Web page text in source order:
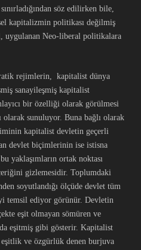
söz edilirken bile,
kapitalizmin politikası değilmiş
uygulanan Neo-liberal politikalara
rejimlerin, kapitalist dünya
sanayileşmiş kapitalist
bir özelliği olarak görülmesi
olarak sunuluyor. Buna bağlı olarak
kapitalist devletin geçerli
devlet biçimlerinin ise istisna
yaklaşımların ortak noktası
gizlemesidir. Toplumdaki
soyutlandığı ölçüde devlet tüm
temsil ediyor görünür. Devletin
eşit olmayan sömüren ve
eşitmiş gibi gösterir. Kapitalist
ve özgürlük denen burjuva